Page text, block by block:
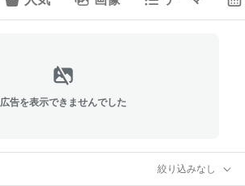
広告を表示できませんでした
絞り込みなし